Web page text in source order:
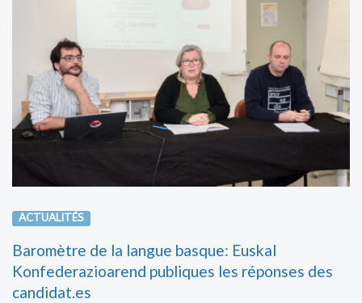
ACTUALITÉS
Baromètre de la langue basque: Euskal
Konfederazioarend publiques les réponses des
candidat.es